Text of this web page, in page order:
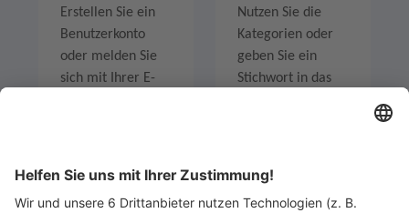
Erstellen Sie ein
Benutzerkonto
oder melden Sie
sich mit Ihrer E-
Nutzen Sie die
Kategorien oder
geben Sie ein
Stichwort in das